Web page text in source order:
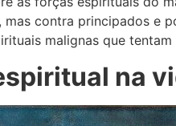
mas contra principados
malignas que
na